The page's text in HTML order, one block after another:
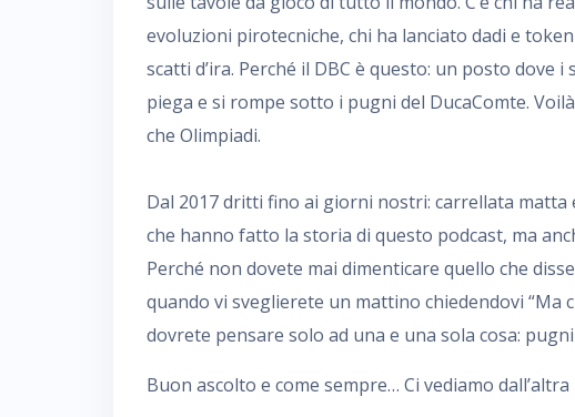
evoluzioni pirotecniche, chi ha lanciato dadi e
scatti d’ira. Perché il DBC è questo: un posto dove
piega e si rompe sotto i pugni del DucaComte.
che Olimpiadi.
Dal 2017 dritti fino ai giorni nostri: carrellata matta
che hanno fatto la storia di questo podcast, ma
Perché non dovete mai dimenticare quello che
quando vi sveglierete un mattino chiedendovi “Ma
dovrete pensare solo ad una e una sola cosa:
Buon ascolto e come sempre… Ci vediamo dall’altra